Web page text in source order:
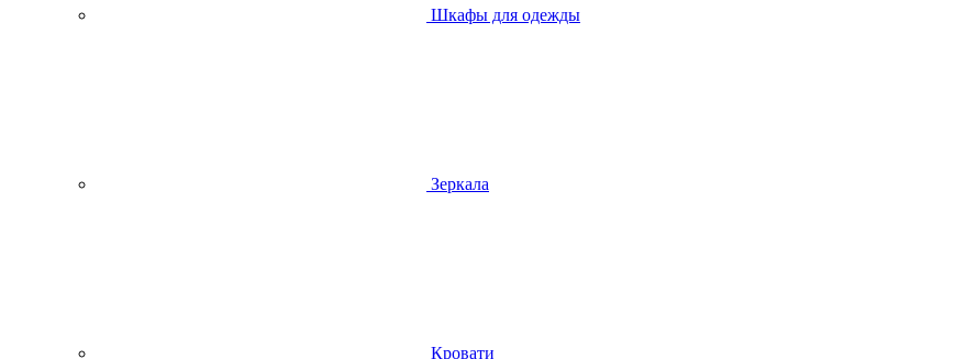
Шкафы для одежды
Зеркала
Кровати